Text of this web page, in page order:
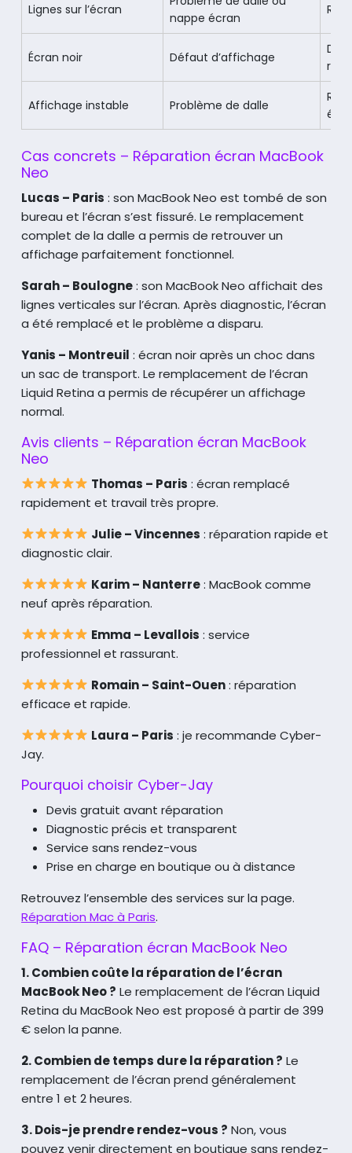
Lignes sur l’écran
nappe écran
Écran noir Défaut d’affichage
Affichage instable Problème de dalle
Cas concrets – Réparation écran MacBook
Neo
Lucas – Paris : son MacBook Neo est tombé de son
bureau et l’écran s’est fissuré. Le remplacement
complet de la dalle a permis de retrouver un
affichage parfaitement fonctionnel.
Sarah – Boulogne: son MacBook Neo affichait des
lignes verticales sur l’écran. Après diagnostic, l’écran
a été remplacé et le problème a disparu.
Yanis – Montreuil : écran noir après un choc dans
un sac de transport. Le remplacement de l’écran
Liquid Retina a permis de récupérer un affichage
normal.
Avis clients – Réparation écran MacBook
Neo
Thomas – Paris : écran remplacé
rapidement et travail très propre.
Julie – Vincennes : réparation rapide et
diagnostic clair.
Karim – Nanterre: MacBook comme
neuf après réparation.
Emma – Levallois : service
professionnel et rassurant.
Romain – Saint-Ouen: réparation
efficace et rapide.
Laura – Paris : je recommande Cyber-
Jay.
Pourquoi choisir Cyber-Jay
Devis gratuit avant réparation
Diagnostic précis et transparent
Service sans rendez-vous
Prise en charge en boutique ou à distance
Retrouvez l’ensemble des services sur la page.
Réparation Mac à Paris.
FAQ – Réparation écran MacBook Neo
1. Combien coûte la réparation de l’écran
MacBook Neo ? Le remplacement de l’écran Liquid
Retina du MacBook Neo est proposé à partir de 399
€ selon la panne.
2. Combien de temps dure la réparation ? Le
remplacement de l’écran prend généralement
entre 1 et 2 heures.
3. Dois-je prendre rendez-vous ? Non, vous
pouvez venir directement en boutique sans rendez-